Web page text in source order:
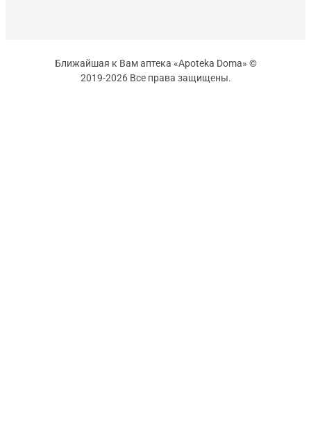
Ближайшая к Вам аптека «Apoteka Doma» ©
2019-2026 Все права защищены.